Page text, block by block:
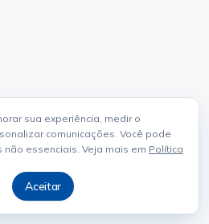
sua experiência, medir o
comunicações. Você pode
essenciais. Veja mais em Política
Aceitar